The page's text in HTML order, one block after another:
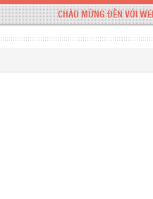
CHÀO MỪNG ĐẾN VỚI WEBSITE